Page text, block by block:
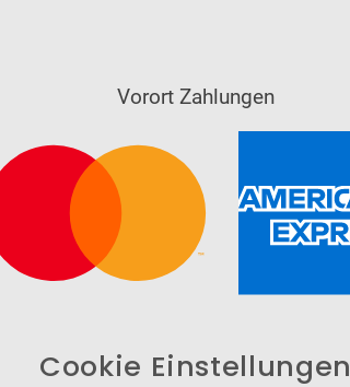
Vorort Zahlungen
Cookie Einstellungen